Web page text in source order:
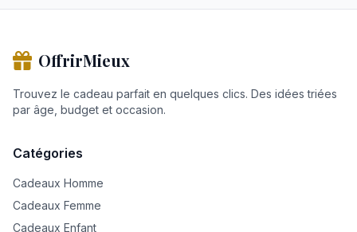
OffrirMieux
Trouvez le cadeau parfait en quelques clics. Des idées triées
par âge, budget et occasion.
Catégories
Cadeaux Homme
Cadeaux Femme
Cadeaux Enfant